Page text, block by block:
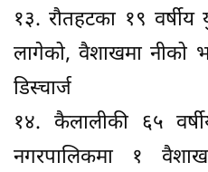
१३. रौतहटका १९
लागेको, वैशाखमा नीको
डिस्चार्ज
१४. कैलालीकी ६५
नगरपालिकमा १